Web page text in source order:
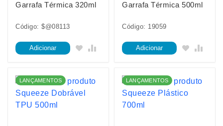
Garrafa Térmica 320ml
Código: $@08113
Adicionar
Garrafa Térmica 500ml
Código: 19059
Adicionar
LANÇAMENTOS LANÇAMENTOS